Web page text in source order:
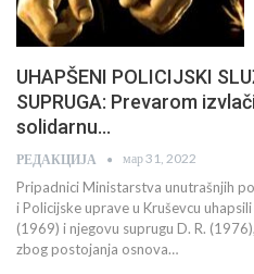
UHAPŠENI POLICIJSKI
SUPRUGA: Prevarom
solidarnu…
РЕДАКЦИЈА мар 31, 2022
Pripadnici Ministarstva unutrašnjih
i Policijske uprave u Kruševcu
(1969) i njegovu suprugu D. R.
zbog postojanja osnova…